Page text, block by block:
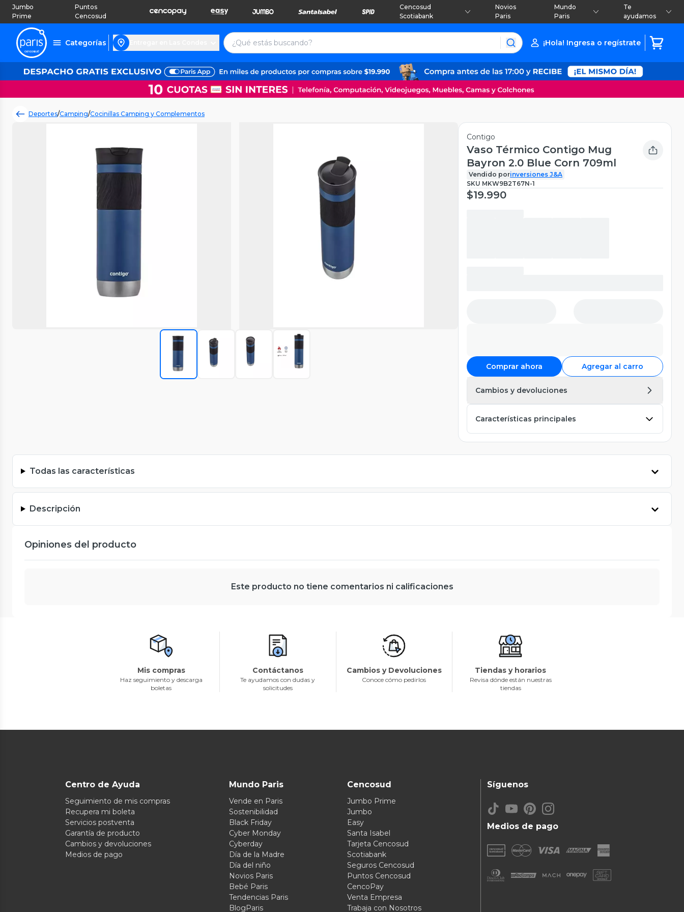
Jumbo
Prime
Puntos
Cencosud
Cencosud
Scotiabank
Novios
Paris
Mundo
Paris
Te
ayudamos
Categorías ¡Hola! Ingresa o regístrate
Deportes/Camping/Cocinillas Camping y Complementos
Contigo
Vaso Térmico Contigo Mug
Bayron 2.0 Blue Corn 709ml
Vendido porinversiones J&A
SKU MKW9B2T67N-1
$19.990
Comprar ahora Agregar al carro
Cambios y devoluciones
Características principales
Todas las características
Descripción
Opiniones del producto
Este producto no tiene comentarios ni calificaciones
Mis compras
Haz seguimiento y descarga
boletas
Contáctanos
Te ayudamos con dudas y
solicitudes
Cambios y Devoluciones
Conoce cómo pedirlos
Tiendas y horarios
Revisa dónde están nuestras
tiendas
Centro de Ayuda
Seguimiento de mis compras
Recupera mi boleta
Servicios postventa
Garantía de producto
Cambios y devoluciones
Medios de pago
Mundo Paris
Vende en Paris
Sostenibilidad
Black Friday
Cyber Monday
Cyberday
Día de la Madre
Día del niño
Novios Paris
Bebé Paris
Tendencias Paris
BlogParis
Cencosud
Jumbo Prime
Jumbo
Easy
Santa Isabel
Tarjeta Cencosud
Scotiabank
Seguros Cencosud
Puntos Cencosud
CencoPay
Venta Empresa
Trabaja con Nosotros
Medios de pago
Síguenos